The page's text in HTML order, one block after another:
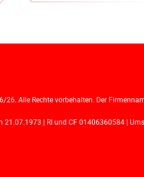
26. Alle Rechte vorbehalten. Der
21.07.1973 | RI und CF 01406360584 |